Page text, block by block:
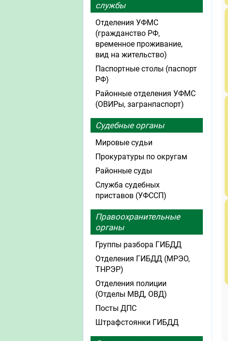
службы
Отделения УФМС
(гражданство РФ,
временное проживание,
вид на жительство)
Паспортные столы (паспорт
РФ)
Районные отделения УФМС
(ОВИРы, загранпаспорт)
Судебные органы
Мировые судьи
Прокуратуры по округам
Районные суды
Служба судебных
приставов (УФССП)
Правоохранительные
органы
Группы разбора ГИБДД
Отделения ГИБДД (МРЭО,
ТНРЭР)
Отделения полиции
(Отделы МВД, ОВД)
Посты ДПС
Штрафстоянки ГИБДД